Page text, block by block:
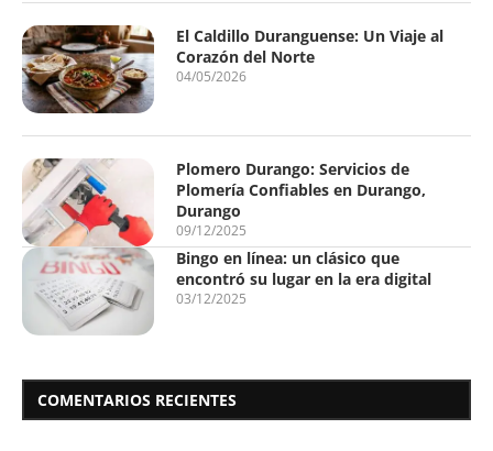
El Caldillo Duranguense: Un Viaje al
Corazón del Norte
04/05/2026
Plomero Durango: Servicios de
Plomería Confiables en Durango,
Durango
09/12/2025
Bingo en línea: un clásico que
encontró su lugar en la era digital
03/12/2025
COMENTARIOS RECIENTES